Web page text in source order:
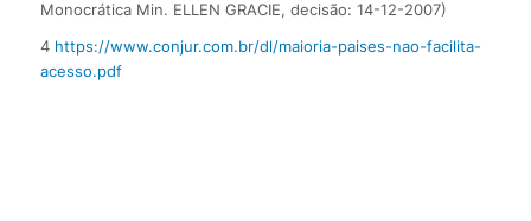
Monocrática Min. ELLEN GRACIE, decisão: 14-12-2007)
4 https://www.conjur.com.br/dl/maioria-paises-nao-facilita-
acesso.pdf